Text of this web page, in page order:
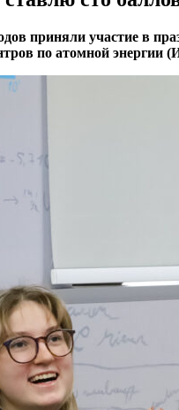
приняли участие в
по атомной энергии